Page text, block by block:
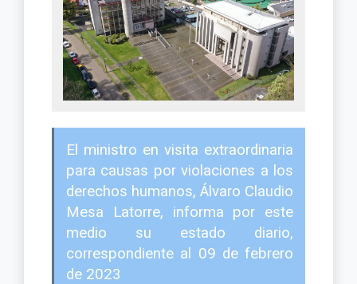
El ministro en visita extraordinaria
para causas por violaciones a los
derechos humanos, Álvaro Claudio
Mesa Latorre, informa por este
medio su estado diario,
correspondiente al 09 de febrero
de 2023